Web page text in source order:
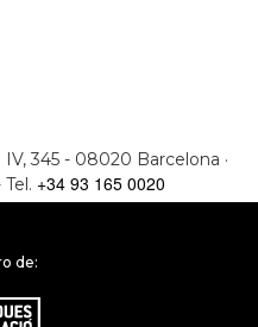
IV, 345 - 08020 Barcelona ·
Tel. +34 93 165 0020
de: